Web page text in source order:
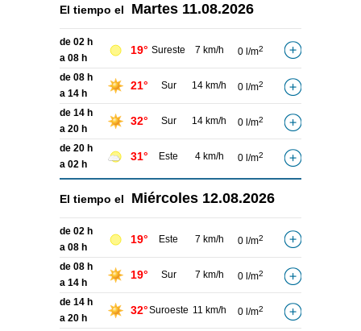
El tiempo el Martes 11.08.2026
de 02 h
a 08 h
19° Sureste 7 km/h 0 l/m2
de 08 h
a 14 h
21° Sur 14 km/h 0 l/m2
de 14 h
a 20 h
32° Sur 14 km/h 0 l/m2
de 20 h
a 02 h
31° Este 4 km/h 0 l/m2
El tiempo el Miércoles 12.08.2026
de 02 h
a 08 h
19° Este 7 km/h 0 l/m2
de 08 h
a 14 h
19° Sur 7 km/h 0 l/m2
de 14 h
a 20 h
32°Suroeste 11 km/h 0 l/m2